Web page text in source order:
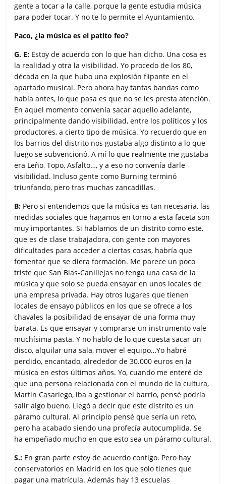
gente a tocar a la calle, porque la gente estudia música
para poder tocar. Y no te lo permite el Ayuntamiento.
Paco, ¿la música es el patito feo?
G. E: Estoy de acuerdo con lo que han dicho. Una cosa es
la realidad y otra la visibilidad. Yo procedo de los 80,
década en la que hubo una explosión flipante en el
apartado musical. Pero ahora hay tantas bandas como
había antes, lo que pasa es que no se les presta atención.
En aquel momento convenía sacar aquello adelante,
principalmente dando visibilidad, entre los políticos y los
productores, a cierto tipo de música. Yo recuerdo que en
los barrios del distrito nos gustaba algo distinto a lo que
luego se subvencionó. A mí lo que realmente me gustaba
era Leño, Topo, Asfalto…, y a eso no convenía darle
visibilidad. Incluso gente como Burning terminó
triunfando, pero tras muchas zancadillas.
B: Pero si entendemos que la música es tan necesaria, las
medidas sociales que hagamos en torno a esta faceta son
muy importantes. Si hablamos de un distrito como este,
que es de clase trabajadora, con gente con mayores
dificultades para acceder a ciertas cosas, habría que
fomentar que se diera formación. Me parece un poco
triste que San Blas-Canillejas no tenga una casa de la
música y que solo se pueda ensayar en unos locales de
una empresa privada. Hay otros lugares que tienen
locales de ensayo públicos en los que se ofrece a los
chavales la posibilidad de ensayar de una forma muy
barata. Es que ensayar y comprarse un instrumento vale
muchísima pasta. Y no hablo de lo que cuesta sacar un
disco, alquilar una sala, mover el equipo…Yo habré
perdido, encantado, alrededor de 30.000 euros en la
música en estos últimos años. Yo, cuando me enteré de
que una persona relacionada con el mundo de la cultura,
Martin Casariego, iba a gestionar el barrio, pensé podría
salir algo bueno. Llegó a decir que este distrito es un
páramo cultural. Al principio pensé que sería un reto,
pero ha acabado siendo una profecía autocumplida. Se
ha empeñado mucho en que esto sea un páramo cultural.
S.: En gran parte estoy de acuerdo contigo. Pero hay
conservatorios en Madrid en los que solo tienes que
pagar una matrícula. Además hay 13 escuelas